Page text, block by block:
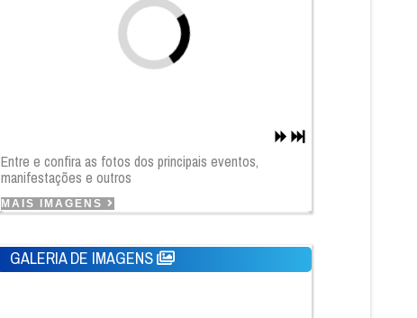
Entre e confira as fotos dos principais eventos,
manifestações e outros
MAIS IMAGENS
GALERIA DE IMAGENS